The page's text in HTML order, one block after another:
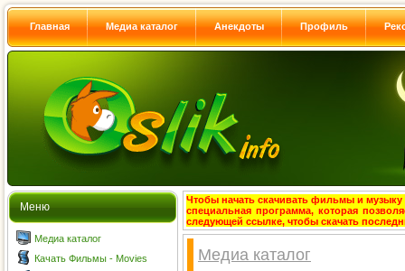
Главная Медиа каталог Анекдоты Профиль
Меню
Медиа каталог
Качать Фильмы - Movies
Чтобы начать скачивать фильмы и музыку
специальная программа, которая
следующей ссылке, чтобы скачать
Медиа каталог